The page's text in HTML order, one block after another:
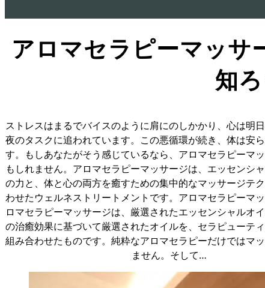
アロマセラピーマッサ
知
ストレスはまるでバイスのように肩にのしかかり、心は明
夜のタスクに追われています。この悪循環が続き、体は安
す。もしあなたがそう感じているなら、アロマセラピーマ
もしれません。アロマセラピーマッサージは、エッセンシ
の力と、体と心の両方を癒すための集中的なマッサージテ
わせたウェルネストリートメントです。アロマセラピーマ
ロマセラピーマッサージは、厳選されたエッセンシャルオ
の治癒効果に基づいて厳選されたオイルを、セラピューテ
組み合わせたものです。純粋なアロマセラピーだけではマ
ません。そして…